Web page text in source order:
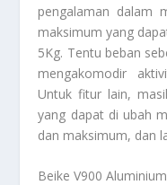
pengalaman dalam
maksimum yang
5Kg. Tentu beban
mengakomodir
Untuk fitur lain,
yang dapat di ubah
dan maksimum, dan
Beike V900